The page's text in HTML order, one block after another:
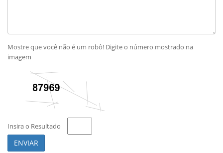
Mostre que você não é um robô! Digite o número mostrado na
imagem
Insira o Resultado
ENVIAR